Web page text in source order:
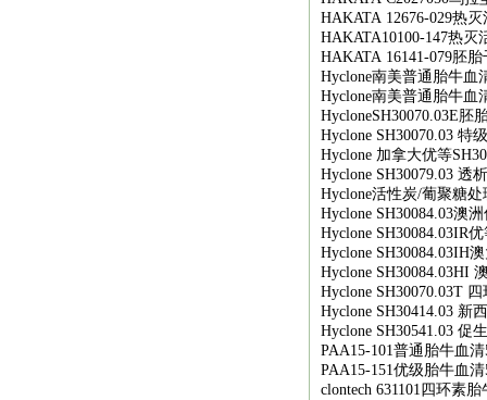
HAKATA 12676-029热灭
HAKATA10100-147热灭
HAKATA 16141-079胚胎
Hyclone南美普通胎牛血
Hyclone南美普通胎牛血
HycloneSH30070.03E胚
Hyclone SH30070.03 特
Hyclone 加拿大优等
Hyclone SH30079.03 透
Hyclone活性炭/葡聚糖处
Hyclone SH30084.03澳洲
Hyclone SH30084.03IR优
Hyclone SH30084.03IH
Hyclone SH30084.03HI
Hyclone SH30070.03T
Hyclone SH30414.03 新
Hyclone SH30541.03 促
PAA15-101普通胎牛血清
PAA15-151优级胎牛血清
clontech 631101 四环素胎